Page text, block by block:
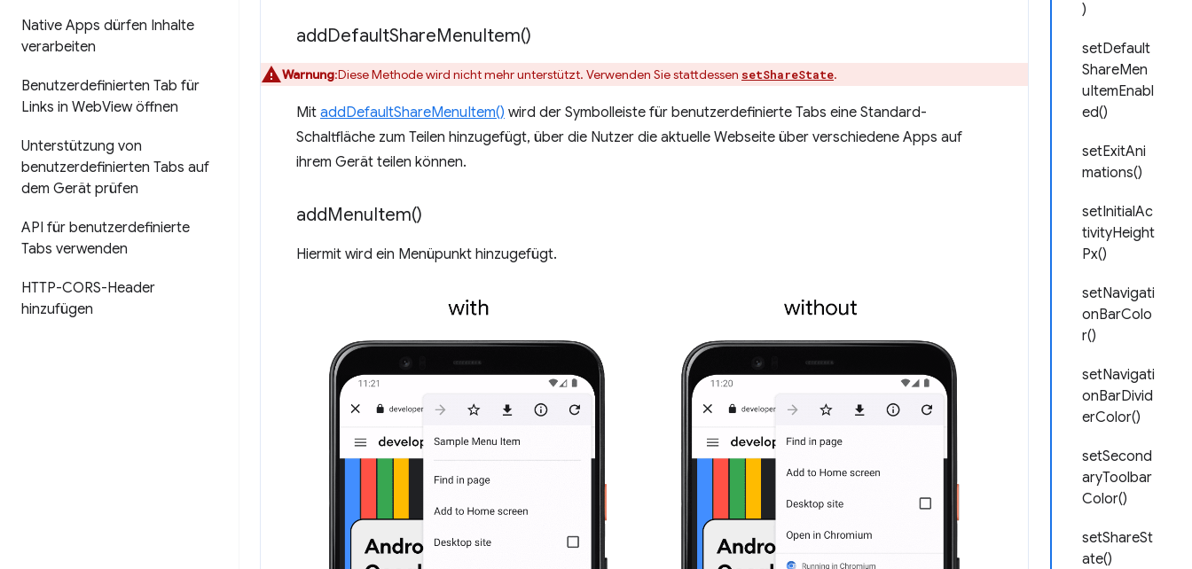
Native Apps dürfen Inhalte
verarbeiten
Benutzerdefinierten Tab für
Links in WebView öffnen
Unterstützung von
benutzerdefinierten Tabs auf
dem Gerät prüfen
API für benutzerdefinierte
Tabs verwenden
HTTP-CORS-Header
hinzufügen
)
setDefault
ShareMen
uItemEnabl
ed()
setExitAni
mations()
setInitialAc
tivityHeight
Px()
setNavigati
onBarColo
r()
setNavigati
onBarDivid
erColor()
setSecond
aryToolbar
Color()
setShareSt
ate()
addDefaultShareMenuItem()
Warnung:Diese Methode wird nicht mehr unterstützt. Verwenden Sie stattdessen setShareState.
Mit addDefaultShareMenuItem() wird der Symbolleiste für benutzerdefinierte Tabs eine Standard-
Schaltfläche zum Teilen hinzugefügt, über die Nutzer die aktuelle Webseite über verschiedene Apps auf
ihrem Gerät teilen können.
addMenuItem()
Hiermit wird ein Menüpunkt hinzugefügt.